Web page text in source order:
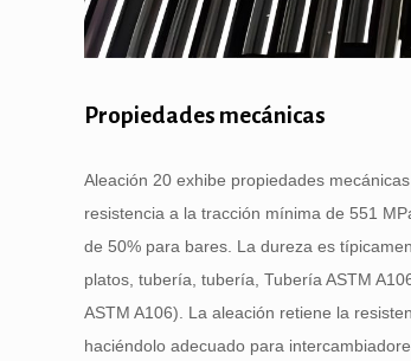
Propiedades mecánicas
Aleación 20 exhibe propiedades
resistencia a la tracción mínima de 551
de 50% para bares. La dureza es
platos, tubería, tubería, Tubería ASTM
ASTM A106). La aleación retiene la
haciéndolo adecuado para